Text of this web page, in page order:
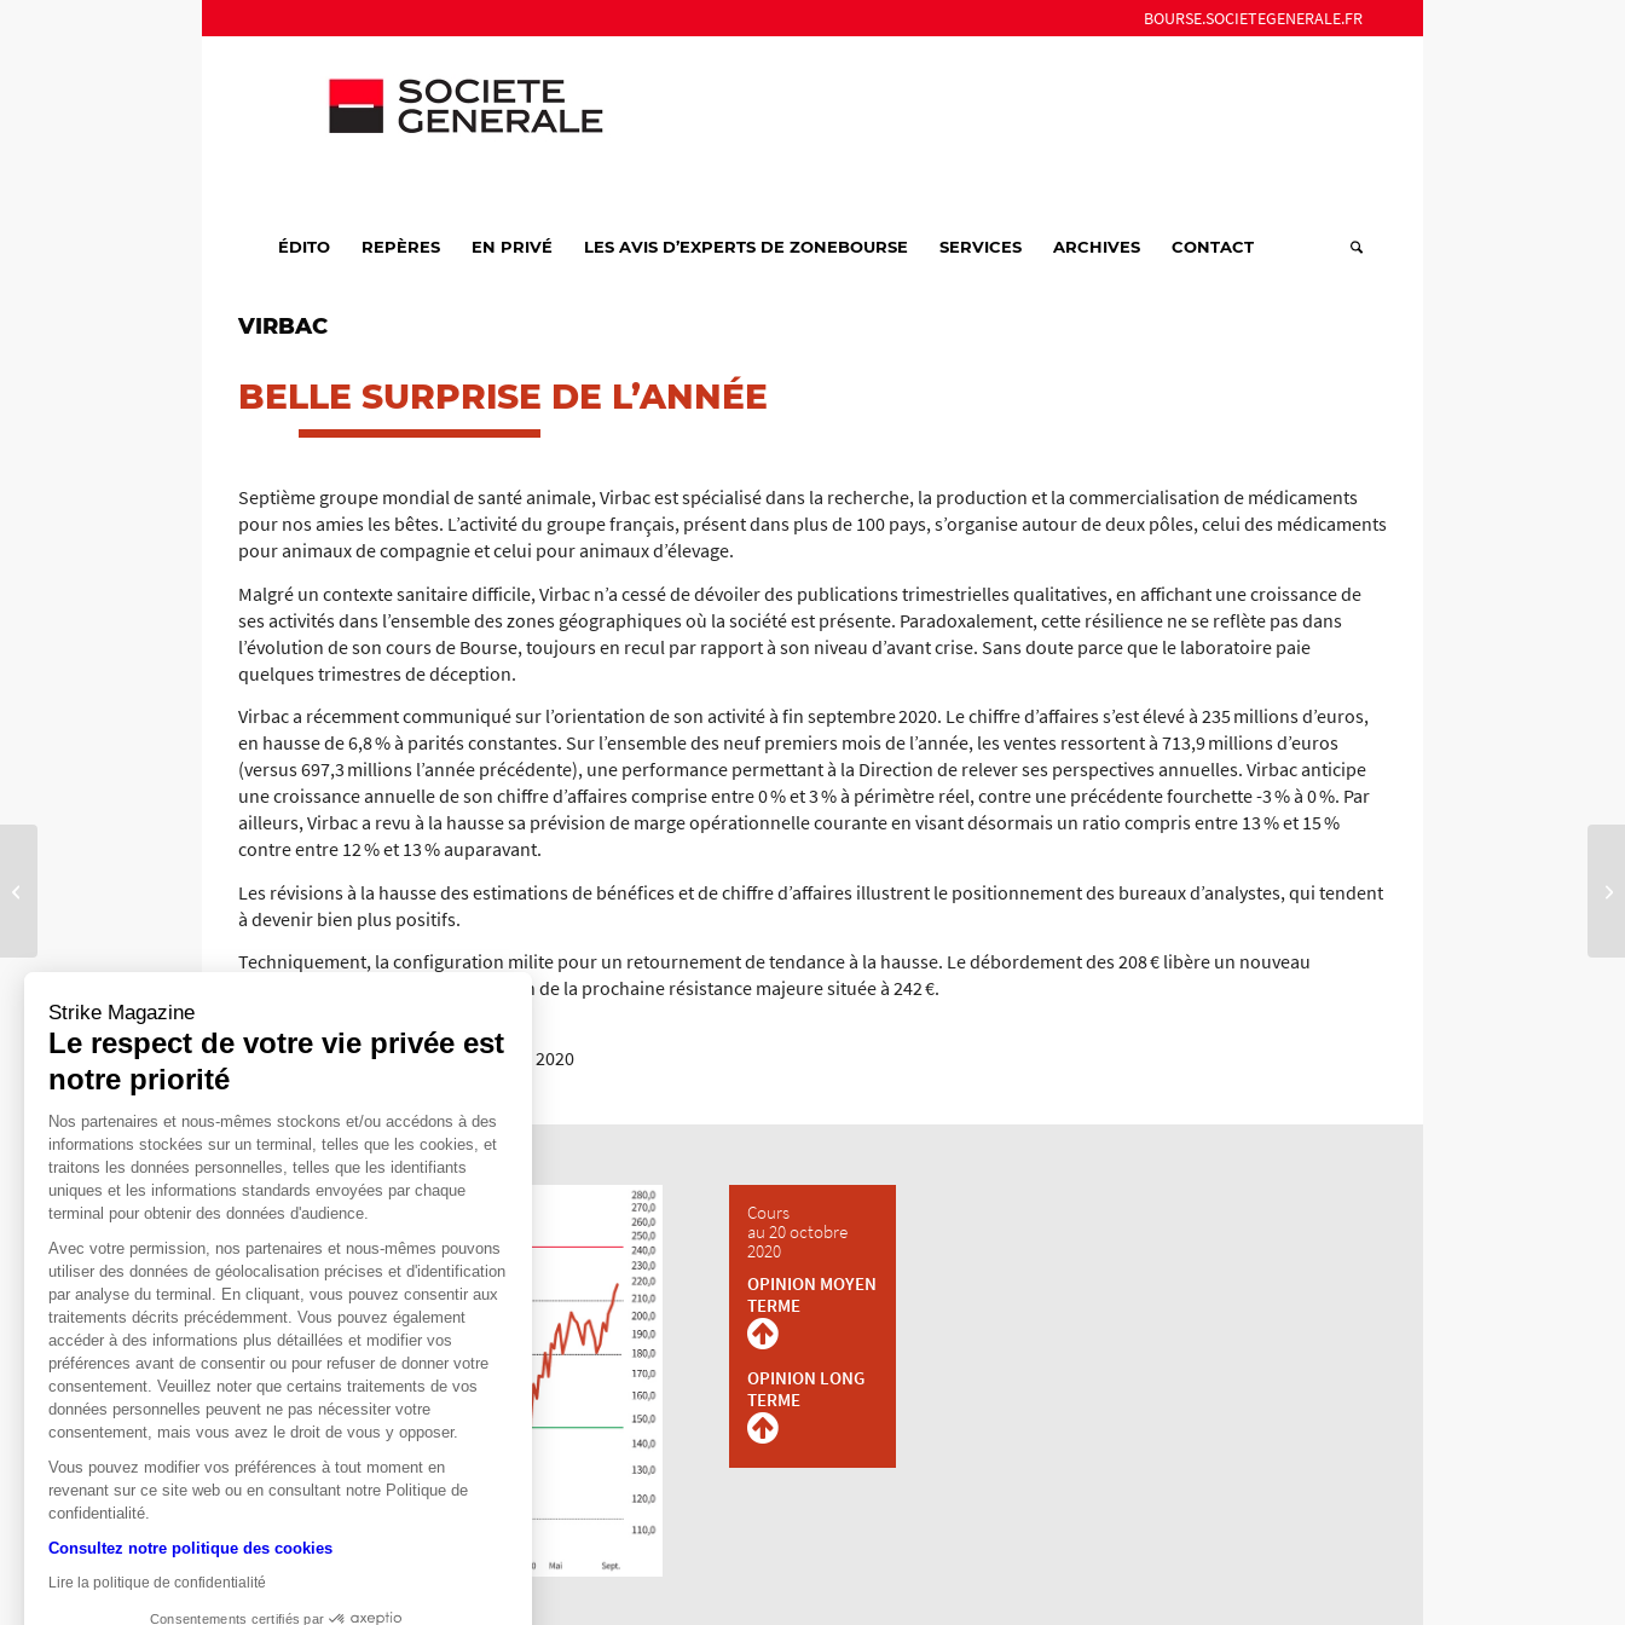
BOURSE.SOCIETEGENERALE.FR
ÉDITO REPÈRES EN PRIVÉ LES AVIS D’EXPERTS DE ZONEBOURSE SERVICES ARCHIVES CONTACT
VIRBAC
BELLE SURPRISE DE L’ANNÉE
Septième groupe mondial de santé animale, Virbac est spécialisé dans la recherche, la production et la commercialisation de médicaments
pour nos amies les bêtes. L’activité du groupe français, présent dans plus de 100 pays, s’organise autour de deux pôles, celui des médicaments
pour animaux de compagnie et celui pour animaux d’élevage.
Malgré un contexte sanitaire difficile, Virbac n’a cessé de dévoiler des publications trimestrielles qualitatives, en affichant une croissance de
ses activités dans l’ensemble des zones géographiques où la société est présente. Paradoxalement, cette résilience ne se reflète pas dans
l’évolution de son cours de Bourse, toujours en recul par rapport à son niveau d’avant crise. Sans doute parce que le laboratoire paie
quelques trimestres de déception.
Virbac a récemment communiqué sur l’orientation de son activité à fin septembre 2020. Le chiffre d’affaires s’est élevé à 235 millions d’euros,
en hausse de 6,8 % à parités constantes. Sur l’ensemble des neuf premiers mois de l’année, les ventes ressortent à 713,9 millions d’euros
(versus 697,3 millions l’année précédente), une performance permettant à la Direction de relever ses perspectives annuelles. Virbac anticipe
une croissance annuelle de son chiffre d’affaires comprise entre 0 % et 3 % à périmètre réel, contre une précédente fourchette -3 % à 0 %. Par
ailleurs, Virbac a revu à la hausse sa prévision de marge opérationnelle courante en visant désormais un ratio compris entre 13 % et 15 %
contre entre 12 % et 13 % auparavant.
Les révisions à la hausse des estimations de bénéfices et de chiffre d’affaires illustrent le positionnement des bureaux d’analystes, qui tendent
à devenir bien plus positifs.
Techniquement, la configuration milite pour un retournement de tendance à la hausse. Le débordement des 208 € libère un nouveau
potentiel d’appréciation en direction de la prochaine résistance majeure située à 242 €.
Jordan Dufee
© 2020 zonebourse.com, 20 octobre 2020
Cours
au 20 octobre
2020
OPINION MOYEN
TERME
OPINION LONG
TERME
Strike Magazine
Le respect de votre vie privée est
notre priorité
Nos partenaires et nous-mêmes stockons et/ou accédons à des
informations stockées sur un terminal, telles que les cookies, et
traitons les données personnelles, telles que les identifiants
uniques et les informations standards envoyées par chaque
terminal pour obtenir des données d'audience.
Avec votre permission, nos partenaires et nous-mêmes pouvons
utiliser des données de géolocalisation précises et d'identification
par analyse du terminal. En cliquant, vous pouvez consentir aux
traitements décrits précédemment. Vous pouvez également
accéder à des informations plus détaillées et modifier vos
préférences avant de consentir ou pour refuser de donner votre
consentement. Veuillez noter que certains traitements de vos
données personnelles peuvent ne pas nécessiter votre
consentement, mais vous avez le droit de vous y opposer.
Vous pouvez modifier vos préférences à tout moment en
revenant sur ce site web ou en consultant notre Politique de
confidentialité.
Consultez notre politique des cookies
Lire la politique de confidentialité
Consentements certifiés par